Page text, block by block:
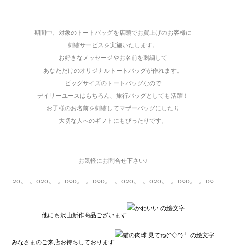
期間中、対象のトートバッグを店頭でお買上げのお客様に
刺繍サービスを実施いたします。
お好きなメッセージやお名前を刺繍して
あなただけのオリジナルトートバッグが作れます。
ビッグサイズのトートバッグなので
デイリーユースはもちろん、旅行バッグとしても活躍！
お子様のお名前を刺繍してマザーバッグにしたり
大切な人へのギフトにもぴったりです。
お気軽にお問合せ下さい♪
○o。.。o○o。.。o○o。.。o○o。.。o○o。.。o○o。.。o○o。.。o○
他にも沢山新作商品ございます
みなさまのご来店お待ちしております